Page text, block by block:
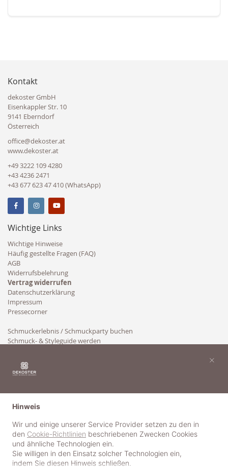
Kontakt
dekoster GmbH
Eisenkappler Str. 10
9141 Eberndorf
Österreich
office@dekoster.at
www.dekoster.at
+49 3222 109 4280
+43 4236 2471
+43 677 623 47 410 (WhatsApp)
Wichtige Links
Wichtige Hinweise
Häufig gestellte Fragen (FAQ)
AGB
Widerrufsbelehrung
Vertrag widerrufen
Datenschutzerklärung
Impressum
Pressecorner
Schmuckerlebnis / Schmuckparty buchen
Schmuck- & Styleguide werden
Hinweis
Wir und einige unserer Service Provider setzen zu den in
den Cookie-Richtlinien beschriebenen Zwecken Cookies
und ähnliche Technologien ein.
Sie willigen in den Einsatz solcher Technologien ein,
indem Sie diesen Hinweis schließen.
×